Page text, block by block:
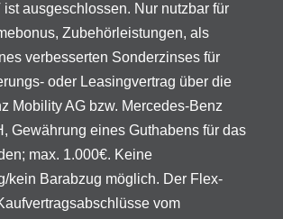
ist ausgeschlossen. Nur nutzbar für
Zubehörleistungen, als
verbesserten Sonderzinses für
oder Leasingvertrag über die
Mobility AG bzw. Mercedes-Benz
Gewährung eines Guthabens für das
max. 1.000€. Keine
kein Barabzug möglich. Der Flex-
vom